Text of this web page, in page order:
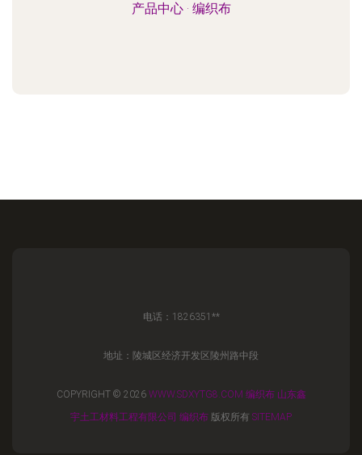
产品中心 · 编织布
电话：1826351**
地址：陵城区经济开发区陵州路中段
COPYRIGHT © 2026 WWW.SDXYTG8.COM 编织布 山东鑫
宇土工材料工程有限公司 编织布 版权所有 SITEMAP